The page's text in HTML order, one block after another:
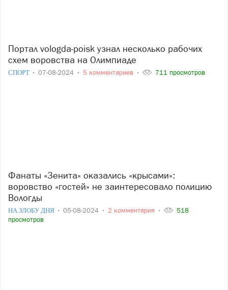
Портал vologda-poisk узнал несколько рабочих
схем воровства на Олимпиаде
СПОРТ 07-08-2024 5 комментариев 711 просмотров
Фанаты «Зенита» оказались «крысами»:
воровство «гостей» не заинтересовало полицию
Вологды
НА ЗЛОБУ ДНЯ 05-08-2024 2 комментария
518
просмотров